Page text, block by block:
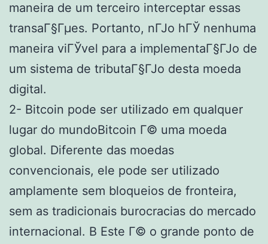
maneira de um terceiro interceptar essas
transaГ§Гµes. Portanto, nГЈo hГЎ nenhuma
maneira viГЎvel para a implementaГ§ГЈo de
um sistema de tributaГ§ГЈo desta moeda
digital.
2- Bitcoin pode ser utilizado em qualquer
lugar do mundoBitcoin Г© uma moeda
global. Diferente das moedas
convencionais, ele pode ser utilizado
amplamente sem bloqueios de fronteira,
sem as tradicionais burocracias do mercado
internacional. В Este Г© o grande ponto de